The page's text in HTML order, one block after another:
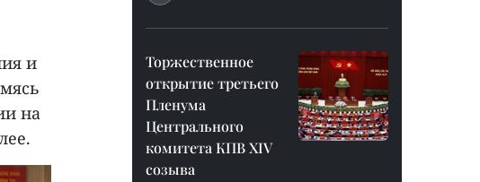
и
на
Торжественное
открытие третьего
Пленума
Центрального
комитета КПВ XIV
созыва